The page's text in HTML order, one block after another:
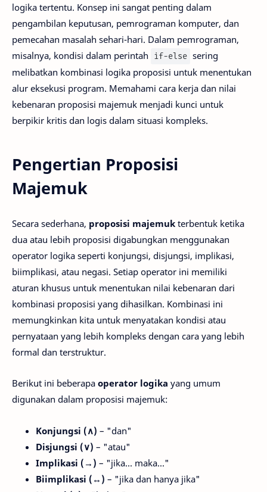
logika tertentu. Konsep ini sangat penting dalam
pengambilan keputusan, pemrograman komputer, dan
pemecahan masalah sehari-hari. Dalam pemrograman,
misalnya, kondisi dalam perintah
if-else sering
melibatkan kombinasi logika proposisi untuk menentukan
alur eksekusi program. Memahami cara kerja dan nilai
kebenaran proposisi majemuk menjadi kunci untuk
berpikir kritis dan logis dalam situasi kompleks.
Pengertian Proposisi
Majemuk
Secara sederhana, proposisi majemuk terbentuk ketika
dua atau lebih proposisi digabungkan menggunakan
operator logika seperti konjungsi, disjungsi, implikasi,
biimplikasi, atau negasi. Setiap operator ini memiliki
aturan khusus untuk menentukan nilai kebenaran dari
kombinasi proposisi yang dihasilkan. Kombinasi ini
memungkinkan kita untuk menyatakan kondisi atau
pernyataan yang lebih kompleks dengan cara yang lebih
formal dan terstruktur.
Berikut ini beberapa operator logika yang umum
digunakan dalam proposisi majemuk:
Konjungsi (∧) – "dan"
Disjungsi (∨) – "atau"
Implikasi (→) – "jika... maka..."
Biimplikasi (↔) – "jika dan hanya jika"